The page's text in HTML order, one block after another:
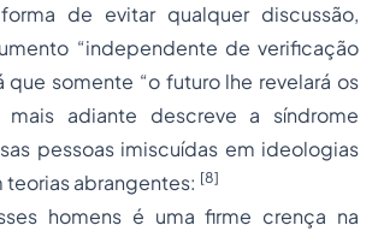
de evitar qualquer discussão,
“independente de verificação
que somente “o futuro lhe revelará os
mais adiante descreve a síndrome
pessoas imiscuídas em ideologias
teorias abrangentes: [8]
homens é uma firme crença na